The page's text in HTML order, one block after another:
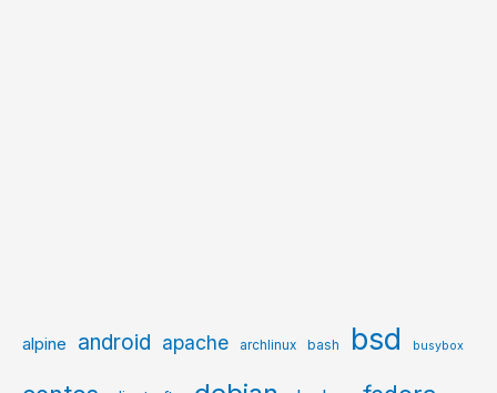
alpine android apache archlinux bash bsd busybox